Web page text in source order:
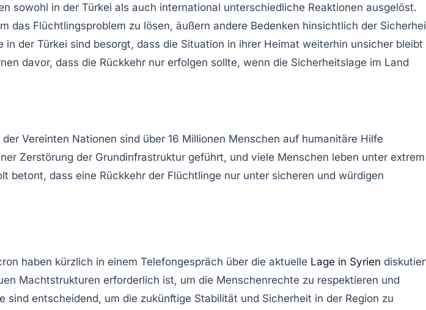
sowohl in der Türkei als auch international unterschiedliche Reaktionen ausgelöst.
das Flüchtlingsproblem zu lösen, äußern andere Bedenken hinsichtlich der
der Türkei sind besorgt, dass die Situation in ihrer Heimat weiterhin unsicher bleibt
davor, dass die Rückkehr nur erfolgen sollte, wenn die Sicherheitslage im Land
Vereinten Nationen sind über 16 Millionen Menschen auf humanitäre Hilfe
Zerstörung der Grundinfrastruktur geführt, und viele Menschen leben unter extrem
betont, dass eine Rückkehr der Flüchtlinge nur unter sicheren und würdigen
haben kürzlich in einem Telefongespräch über die aktuelle Lage in Syrien
Machtstrukturen erforderlich ist, um die Menschenrechte zu respektieren und
entscheidend, um die zukünftige Stabilität und Sicherheit in der Region zu